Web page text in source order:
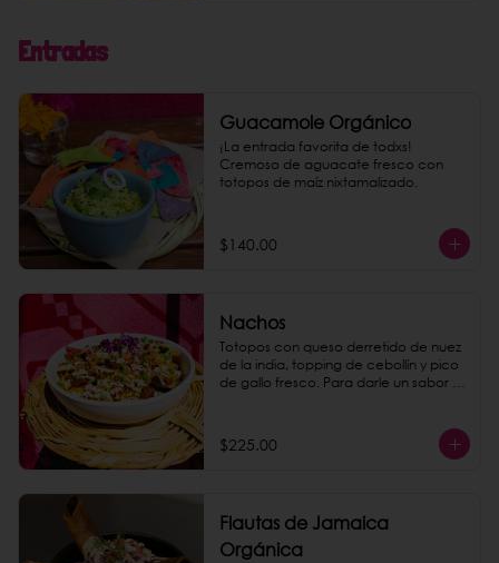
Entradas
Guacamole Orgánico
¡La entrada favorita de todxs!
Cremoso de aguacate fresco con
totopos de maíz nixtamalizado.
$140.00
Nachos
Totopos con queso derretido de nuez
de la india, topping de cebollín y pico
de gallo fresco. Para darle un sabor
$225.00
Flautas de Jamaica
Orgánica